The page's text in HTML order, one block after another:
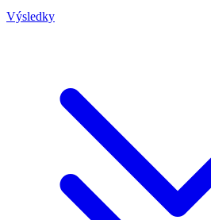
Výsledky